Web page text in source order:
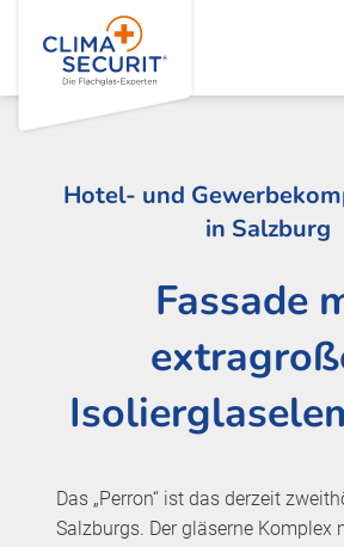
Hotel- und
in Salzburg
Fassade
Das „Perron“ ist das derzeit
Salzburgs. Der gläserne Komplex